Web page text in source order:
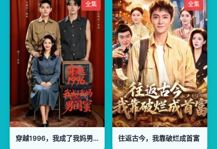
全集
穿越1996，我成了我妈男闺蜜
全集
往返古今，我靠破烂成首富